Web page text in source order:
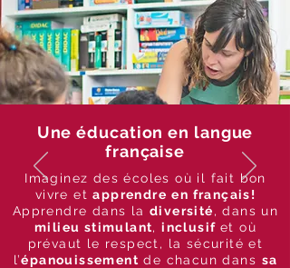
Une éducation en langue
française
Imaginez des écoles où il fait bon
vivre etapprendre en français!
Apprendre dans la diversité, dans un
milieu stimulant,inclusif et où
prévaut le respect, la sécurité et
l’épanouissement de chacun dans sa